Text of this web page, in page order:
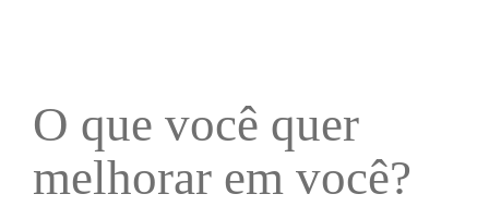
O que você quer
melhorar em você?